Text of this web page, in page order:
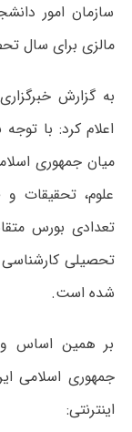
سازمان امور
مالزی برای سال تحصیلی ۲۰۲۱-۲۰۲۲
به گزارش
اعلام کرد: با
میان جمهوری
علوم، تحقیقات و
تعدادی بورس
شده است.
بر همین اساس
جمهوری اسلامی
اینترنتی: